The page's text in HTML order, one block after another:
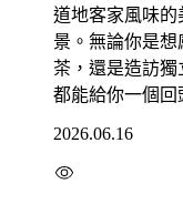
道地客家風味的
景。無論你是想
茶，還是造訪
都能給你一個回
2026.06.16